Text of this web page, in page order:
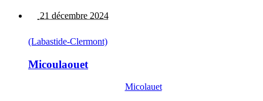
21 décembre 2024
(Labastide-Clermont)
Micoulaouet
Micolauet